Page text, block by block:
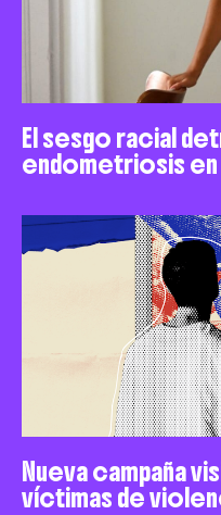
El sesgo racial
endometriosis
Nueva campaña
víctimas de